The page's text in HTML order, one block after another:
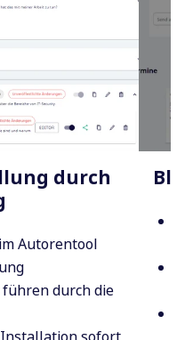
durch
Autorentool
durch die